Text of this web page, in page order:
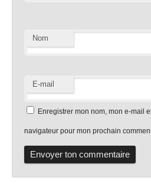
Nom
E-mail
Enregistrer mon nom, mon e-mail
navigateur pour mon prochain